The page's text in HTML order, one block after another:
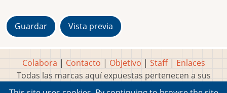
Colabora | Contacto | Objetivo | Staff| Enlaces
Todas las marcas aquí expuestas pertenecen a sus
respectivos y legítimos dueños